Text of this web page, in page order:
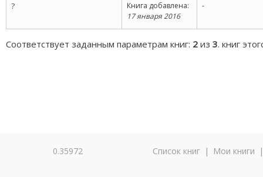
?
Книга добавлена:
17 января 2016
-
Соответствует заданным параметрам книг: 2 из 3. книг
0.35972 Список книг | Мои книги |